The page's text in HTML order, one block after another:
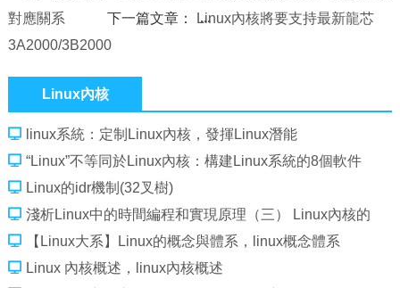
對應關系
下一篇文章：
Linux內核將要支持最新龍芯
3A2000/3B2000
Linux內核
linux系統：定制Linux內核，發揮Linux潛能
“Linux”不等同於Linux內核：構建Linux系統的8個軟件
Linux的idr機制(32叉樹)
淺析Linux中的時間編程和實現原理（三） Linux內核的
工作
【Linux大系】Linux的概念與體系，linux概念體系
Linux 內核概述，linux內核概述